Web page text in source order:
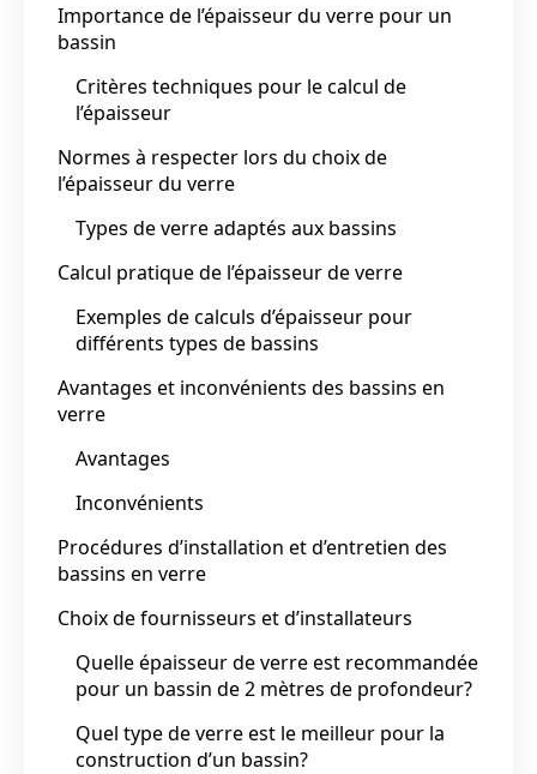
Importance de l’épaisseur du verre pour un
bassin
Critères techniques pour le calcul de
l’épaisseur
Normes à respecter lors du choix de
l’épaisseur du verre
Types de verre adaptés aux bassins
Calcul pratique de l’épaisseur de verre
Exemples de calculs d’épaisseur pour
différents types de bassins
Avantages et inconvénients des bassins en
verre
Avantages
Inconvénients
Procédures d’installation et d’entretien des
bassins en verre
Choix de fournisseurs et d’installateurs
Quelle épaisseur de verre est recommandée
pour un bassin de 2 mètres de profondeur?
Quel type de verre est le meilleur pour la
construction d’un bassin?